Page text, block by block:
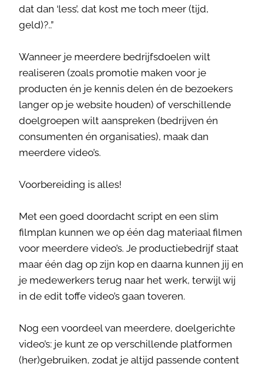
dat dan ‘less’, dat kost me toch meer (tijd,
geld)?..”
Wanneer je meerdere bedrijfsdoelen wilt
realiseren (zoals promotie maken voor je
producten én je kennis delen én de bezoekers
langer op je website houden) of verschillende
doelgroepen wilt aanspreken (bedrijven én
consumenten én organisaties), maak dan
meerdere video’s.
Voorbereiding is alles!
Met een goed doordacht script en een slim
filmplan kunnen we op één dag materiaal filmen
voor meerdere video’s. Je productiebedrijf staat
maar één dag op zijn kop en daarna kunnen jij en
je medewerkers terug naar het werk, terwijl wij
in de edit toffe video’s gaan toveren.
Nog een voordeel van meerdere, doelgerichte
video’s: je kunt ze op verschillende platformen
(her)gebruiken, zodat je altijd passende content